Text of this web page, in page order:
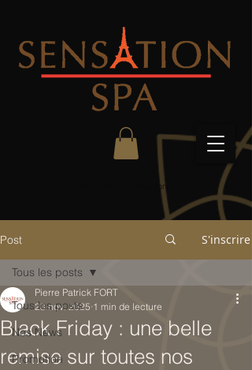
Paramètres notifications
Post S'inscrire
Tous les posts
Nos News
Promotion
Tous les posts
Black Friday : une belle
remise sur toutes nos
Pierre Patrick FORT
28 nov. 2025 1 min de lecture